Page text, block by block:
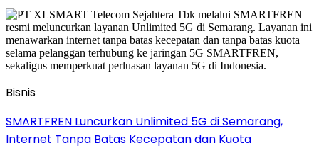
Bisnis
SMARTFREN Luncurkan Unlimited 5G di Semarang,
Internet Tanpa Batas Kecepatan dan Kuota